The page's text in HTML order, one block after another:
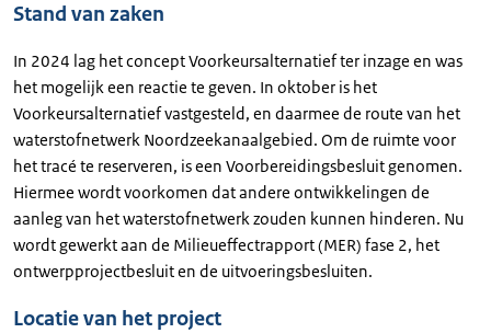
Stand van zaken
In 2024 lag het concept Voorkeursalternatief ter inzage en was
het mogelijk een reactie te geven. In oktober is het
Voorkeursalternatief vastgesteld, en daarmee de route van het
waterstofnetwerk Noordzeekanaalgebied. Om de ruimte voor
het tracé te reserveren, is een Voorbereidingsbesluit genomen.
Hiermee wordt voorkomen dat andere ontwikkelingen de
aanleg van het waterstofnetwerk zouden kunnen hinderen. Nu
wordt gewerkt aan de Milieueffectrapport (MER) fase 2, het
ontwerpprojectbesluit en de uitvoeringsbesluiten.
Locatie van het project